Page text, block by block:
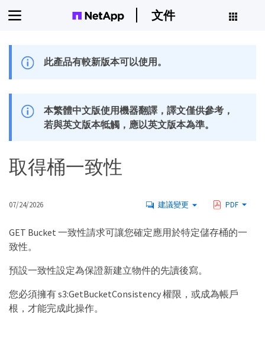
文件
此產品有較新版本可以使用。
本繁體中文版使用機器翻譯，譯文僅供參考，
若與英文版本牴觸，應以英文版本為準。
取得桶一致性
07/24/2026 建議變更 PDF
GET Bucket 一致性請求可讓您確定應用於特定儲存桶的一
致性。
預設一致性設定為保證新建立物件的先讀後寫。
您必須擁有 s3:GetBucketConsistency 權限，或成為帳戶
根，才能完成此操作。